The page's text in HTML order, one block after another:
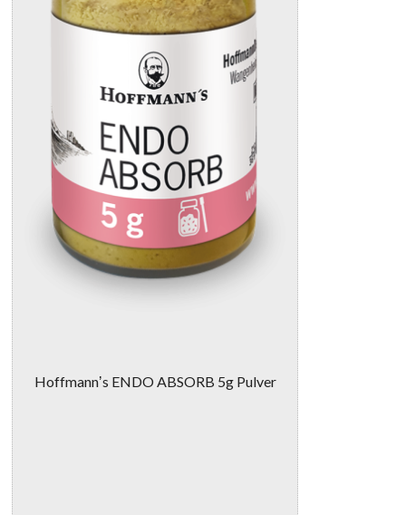
Hoffmannʼs ENDO ABSORB 5g Pulver